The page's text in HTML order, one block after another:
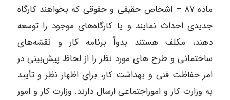
‌ماده ۸۷ – اشخاص حقیقی و حقوقی که بخواهند کارگاه
جدیدی احداث نمایند و یا کارگاه‌های موجود را توسعه
دهند، مکلف هستند بدواً برنامه کار ‌و نقشه‌های
ساختمانی و طرح های مورد نظر را از لحاظ پیش‌بینی در
امر حفاظت فنی و بهداشت کار، برای اظهار نظر و تأیید
به وزارت کار و امور‌اجتماعی ارسال دارند. وزارت کار و امور